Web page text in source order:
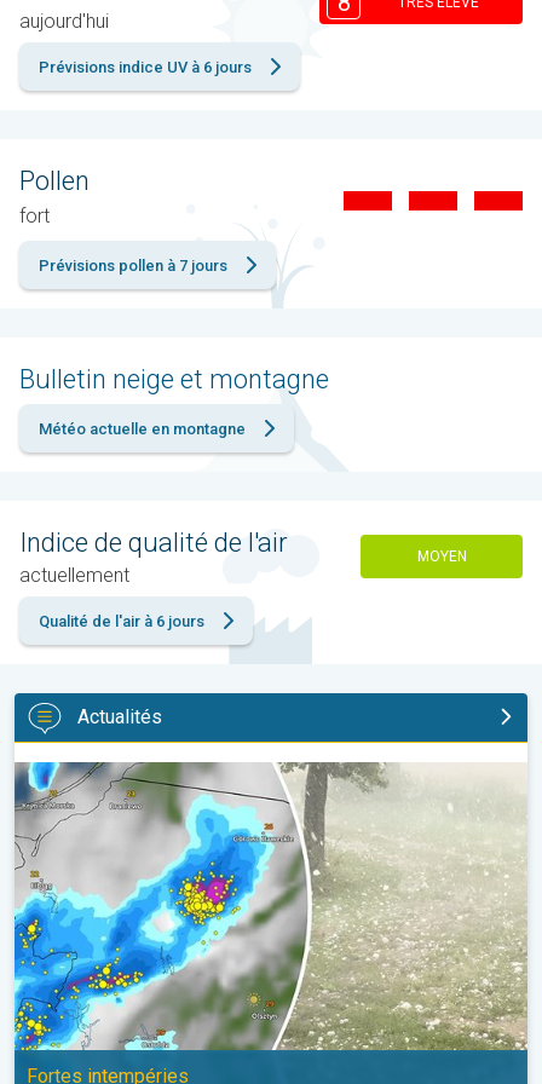
aujourd'hui
Prévisions indice UV à 6 jours
Pollen
fort
Prévisions pollen à 7 jours
Bulletin neige et montagne
Météo actuelle en montagne
Indice de qualité de l'air
actuellement
MOYEN
Qualité de l'air à 6 jours
Actualités
Orage de grêle gigantesque en Pologne. Fortes intempéries. . .
Fortes intempéries